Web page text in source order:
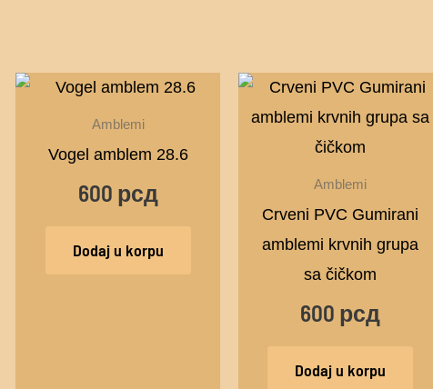
Amblemi
Vogel amblem 28.6
600 рсд
Dodaj u korpu
Amblemi
Crveni PVC Gumirani
amblemi krvnih grupa
sa čičkom
600 рсд
Dodaj u korpu